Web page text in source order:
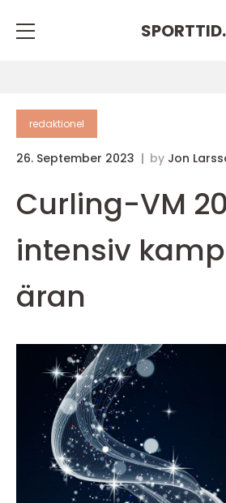
SPORTTID.
redaktionel
26. September 2023 by Jon
Curling-VM
intensiv
äran